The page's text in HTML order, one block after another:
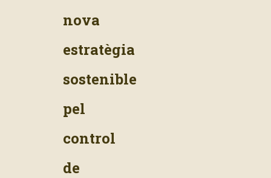
nova
estratègia
sostenible
pel
control
de